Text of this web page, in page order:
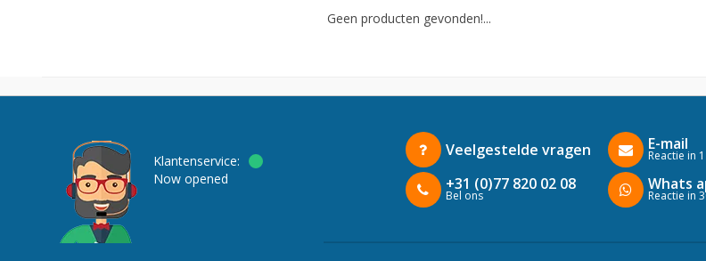
Geen producten gevonden!...
Klantenservice:
Now opened
Veelgestelde vragen
+31 (0)77 820 02 08
Bel ons
E-mail
Reactie in
Whats
Reactie in